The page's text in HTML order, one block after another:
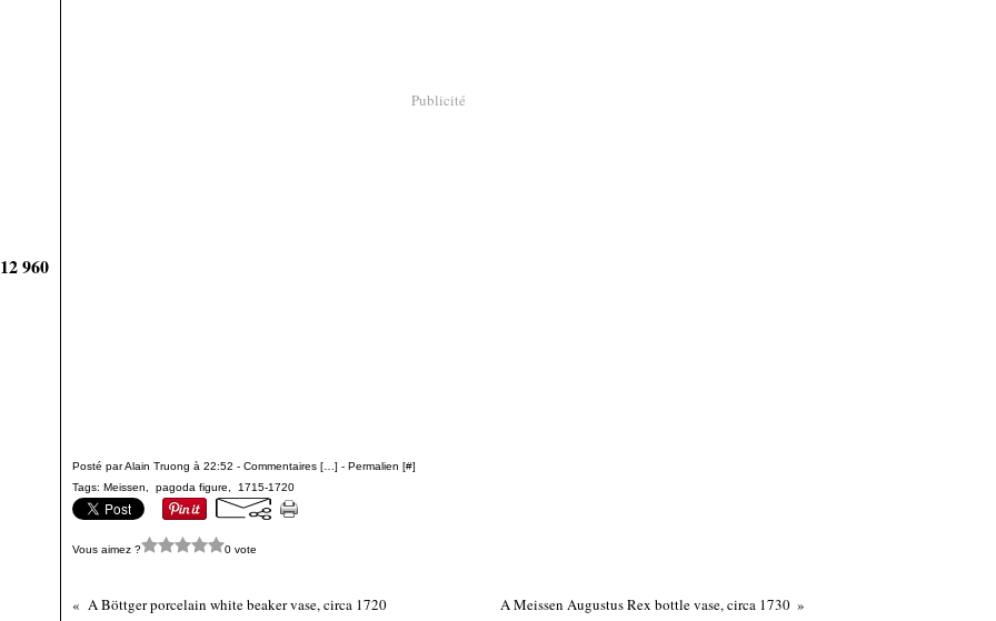
960
Publicité
Posté par Alain Truong à 22:52 - Commentaires [ ] - Permalien [#]
Tags: Meissen pagoda figure 1715-1720
Vous aimez ? 0 vote
A Böttger porcelain white beaker vase, circa 1720 A Meissen Augustus Rex bottle vase, circa 1730